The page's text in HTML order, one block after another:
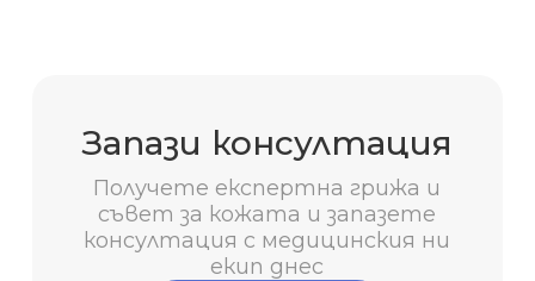
Запази консултация
Получете експертна грижа и
съвет за кожата и запазете
консултация с медицинския ни
екип днес